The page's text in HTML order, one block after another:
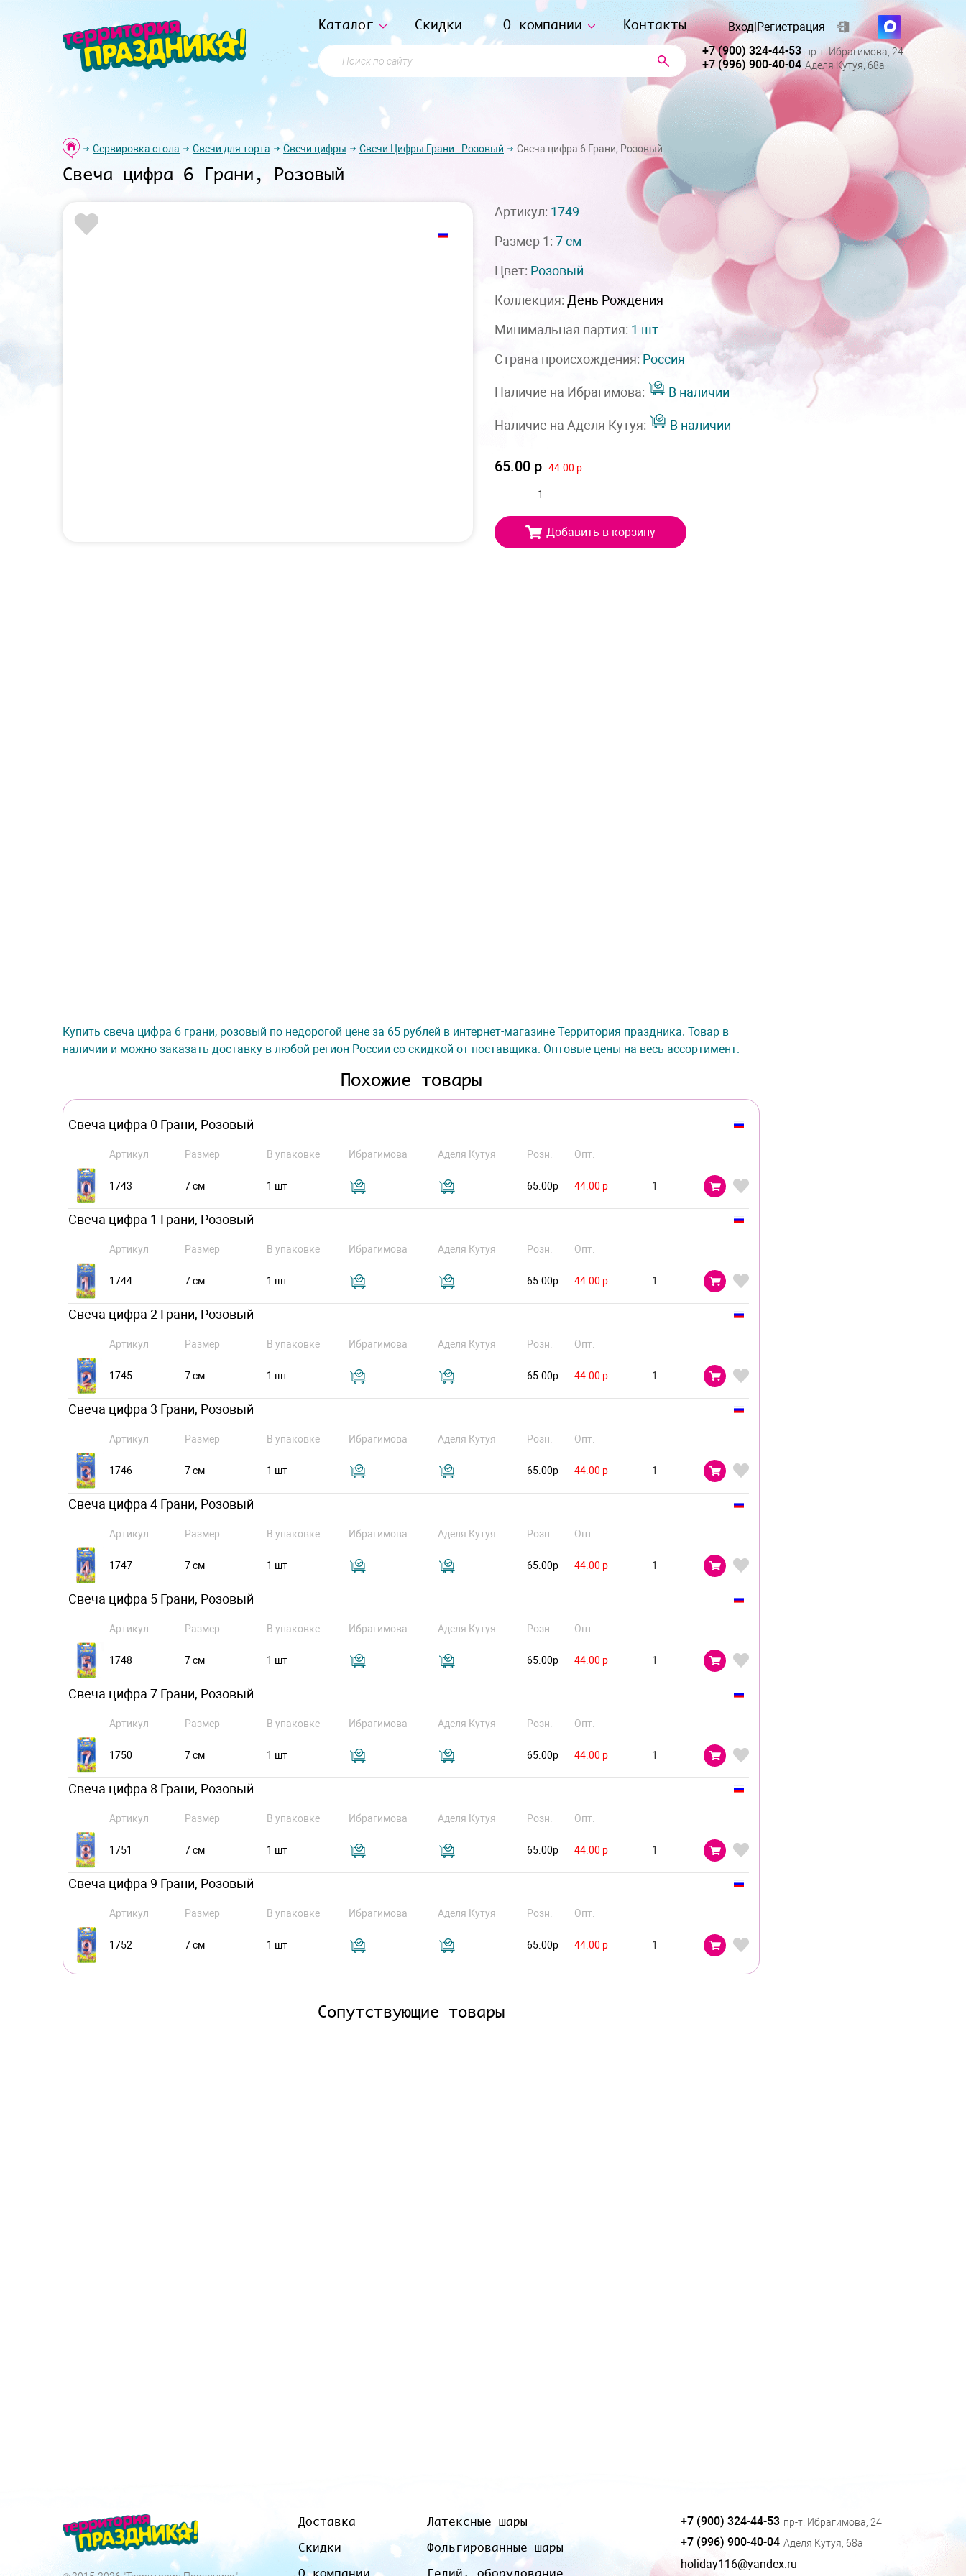
Каталог Скидки О компании Контакты
Поиск по сайту
Вход|Регистрация
+7 (900) 324-44-53 пр-т. Ибрагимова, 24
+7 (996) 900-40-04 Аделя Кутуя, 68а
Сервировка стола Свечи для торта Свечи цифры Свечи Цифры Грани - Розовый Свеча цифра 6 Грани, Розовый
Свеча цифра 6 Грани, Розовый
Артикул: 1749
Размер 1: 7 см
Цвет: Розовый
Коллекция: День Рождения
Минимальная партия: 1 шт
Страна происхождения: Россия
Наличие на Ибрагимова: В наличии
Наличие на Аделя Кутуя: В наличии
65.00 р 44.00 р
Добавить в корзину
Купить свеча цифра 6 грани, розовый по недорогой цене за 65 рублей в интернет-магазине Территория праздника. Товар в
наличии и можно заказать доставку в любой регион России со скидкой от поставщика. Оптовые цены на весь ассортимент.
Похожие товары
Свеча цифра 0 Грани, Розовый
Артикул Размер В упаковке Ибрагимова Аделя Кутуя Розн. Опт.
1743 7 см 1 шт 65.00р 44.00 р
Свеча цифра 1 Грани, Розовый
Артикул Размер В упаковке Ибрагимова Аделя Кутуя Розн. Опт.
1744 7 см 1 шт 65.00р 44.00 р
Свеча цифра 2 Грани, Розовый
Артикул Размер В упаковке Ибрагимова Аделя Кутуя Розн. Опт.
1745 7 см 1 шт 65.00р 44.00 р
Свеча цифра 3 Грани, Розовый
Артикул Размер В упаковке Ибрагимова Аделя Кутуя Розн. Опт.
1746 7 см 1 шт 65.00р 44.00 р
Свеча цифра 4 Грани, Розовый
Артикул Размер В упаковке Ибрагимова Аделя Кутуя Розн. Опт.
1747 7 см 1 шт 65.00р 44.00 р
Свеча цифра 5 Грани, Розовый
Артикул Размер В упаковке Ибрагимова Аделя Кутуя Розн. Опт.
1748 7 см 1 шт 65.00р 44.00 р
Свеча цифра 7 Грани, Розовый
Артикул Размер В упаковке Ибрагимова Аделя Кутуя Розн. Опт.
1750 7 см 1 шт 65.00р 44.00 р
Свеча цифра 8 Грани, Розовый
Артикул Размер В упаковке Ибрагимова Аделя Кутуя Розн. Опт.
1751 7 см 1 шт 65.00р 44.00 р
Свеча цифра 9 Грани, Розовый
Артикул Размер В упаковке Ибрагимова Аделя Кутуя Розн. Опт.
1752 7 см 1 шт 65.00р 44.00 р
Сопутствующие товары
Доставка
Скидки
Латексные шары
Фольгированные шары
+7 (900) 324-44-53 пр-т. Ибрагимова, 24
+7 (996) 900-40-04 Аделя Кутуя, 68а
holiday116@yandex.ru